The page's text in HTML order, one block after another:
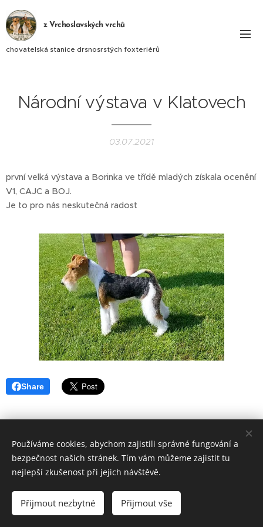
z Vrchoslavských vrchů
chovatelská stanice drsnosrstých foxteriérů
Národní výstava v Klatovech
03.07.2021
první velká výstava a Borinka ve třídě mladých získala ocenění
V1, CAJC a BOJ.
Je to pro nás neskutečná radost 🤗🤗🤗
Share
Vytvořeno službou Cookies
Používáme cookies, abychom zajistili správné fungování a
bezpečnost našich stránek. Tím vám můžeme zajistit tu
nejlepší zkušenost při jejich návštěvě.
Přijmout nezbytné Přijmout vše